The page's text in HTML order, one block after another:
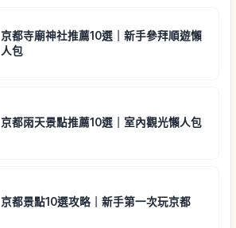
京都寺廟神社推薦10選｜新手參拜順遊懶
人包
京都雨天景點推薦10選｜室內觀光懶人包
京都景點10選攻略｜新手第一次玩京都